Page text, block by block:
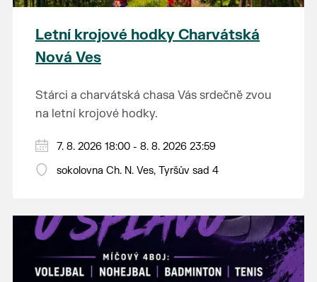
Letní krojové hodky Charvátská
Nová Ves
Stárci a charvátská chasa Vás srdečně zvou
na letní krojové hodky.
PÁTEK 7. srpna
18:00 - ruční stavění máje
14:00 - krojový průvod pro stárky od
hostince “U Buvola”
16:00 - odpolední zábava na sokolovně
21:00 - večerní zábava
7. 8. 2026 18:00 - 8. 8. 2026 23:59
sokolovna Ch. N. Ves, Tyršův sad 4